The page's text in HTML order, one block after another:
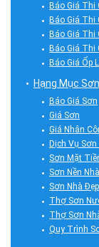
Báo Giá Thi
Báo Giá Thi
Báo Giá Thi
Báo Giá Thi
Báo Giá Ốp
Hạng Mục Sơn
Báo Giá Sơn
Giá Sơn
Giá Nhân
Dịch Vụ Sơn
Sơn Mặt
Sơn Nền Nhà
Sơn Nhà Đẹp
Thợ Sơn
Thợ Sơn
Quy Trình